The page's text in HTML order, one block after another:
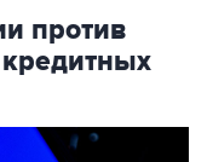
против